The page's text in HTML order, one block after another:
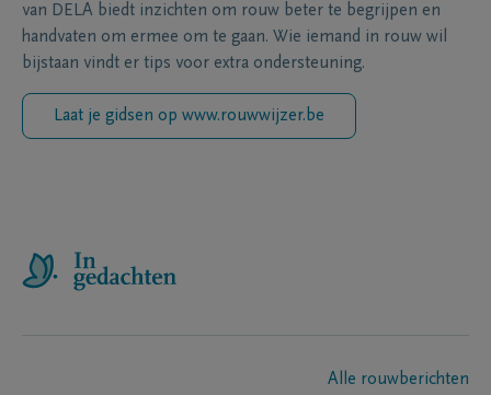
van DELA biedt inzichten om rouw beter te begrijpen en
handvaten om ermee om te gaan. Wie iemand in rouw wil
bijstaan vindt er tips voor extra ondersteuning.
Laat je gidsen op www.rouwwijzer.be
Alle rouwberichten